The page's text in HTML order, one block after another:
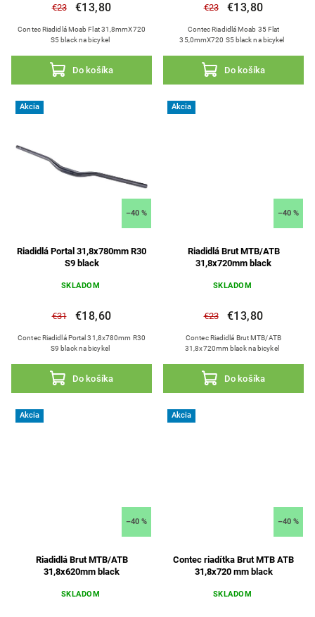
€23 €13,80
Do košíka
Contec Riadidlá Moab Flat 31,8mmX720
S5 black na bicykel
€23 €13,80
Do košíka
Contec Riadidlá Moab 35 Flat
35,0mmX720 S5 black na bicykel
Akcia
–40 %
Riadidlá Portal 31,8x780mm R30
S9 black
SKLADOM
€31 €18,60
Do košíka
Contec Riadidlá Portal 31,8x780mm R30
S9 black na bicykel
Akcia
–40 %
Riadidlá Brut MTB/ATB
31,8x720mm black
SKLADOM
€23 €13,80
Do košíka
Contec Riadidlá Brut MTB/ATB
31,8x720mm black na bicykel
Akcia
–40 %
Riadidlá Brut MTB/ATB
31,8x620mm black
SKLADOM
Akcia
–40 %
Contec riadítka Brut MTB ATB
31,8x720 mm black
SKLADOM